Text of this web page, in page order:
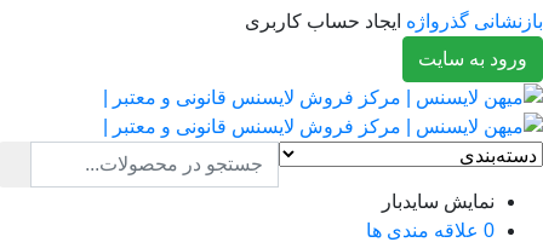
گذرواژه
ایجاد حساب کاربری
به سایت
نمایش سایدبار
0
علاقه مندی ها